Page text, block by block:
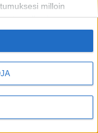
milloin
sivun
käyttää yhtä tai
niiden käyttöösi ja
liittyviä tietoja.
antaa tai kieltää
osapuolen